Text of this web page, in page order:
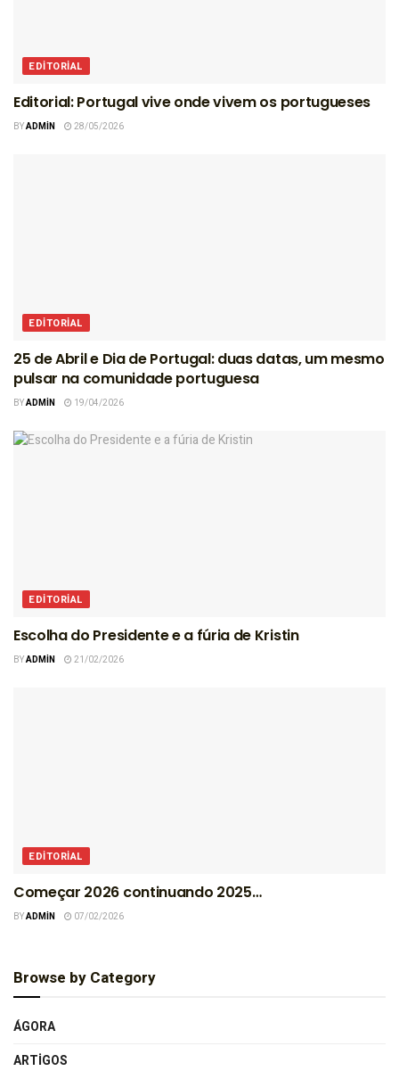
EDITORIAL
Editorial: Portugal vive onde vivem os portugueses
BYADMIN 28/05/2026
EDITORIAL
25 de Abril e Dia de Portugal: duas datas, um mesmo
pulsar na comunidade portuguesa
BYADMIN 19/04/2026
EDITORIAL
Escolha do Presidente e a fúria de Kristin
BYADMIN 21/02/2026
EDITORIAL
Começar 2026 continuando 2025…
BYADMIN 07/02/2026
Browse by Category
ÁGORA
ARTIGOS